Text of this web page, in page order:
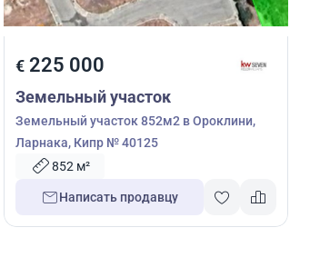
€225 000
Земельный участок
Земельный участок 852м2 в Ороклини,
Ларнака, Кипр № 40125
852 м²
Написать продавцу